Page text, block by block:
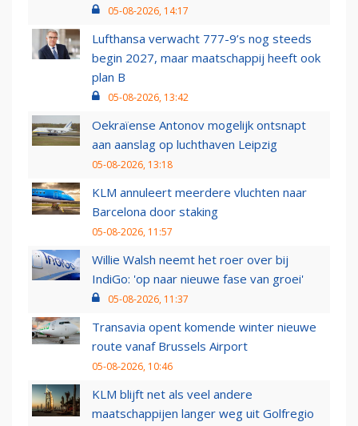
05-08-2026, 14:17
Lufthansa verwacht 777-9’s nog steeds
begin 2027, maar maatschappij heeft ook
plan B
05-08-2026, 13:42
Oekraïense Antonov mogelijk ontsnapt
aan aanslag op luchthaven Leipzig
05-08-2026, 13:18
KLM annuleert meerdere vluchten naar
Barcelona door staking
05-08-2026, 11:57
Willie Walsh neemt het roer over bij
IndiGo: 'op naar nieuwe fase van groei'
05-08-2026, 11:37
Transavia opent komende winter nieuwe
route vanaf Brussels Airport
05-08-2026, 10:46
KLM blijft net als veel andere
maatschappijen langer weg uit Golfregio